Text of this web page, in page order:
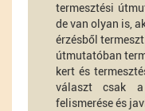
termesztési
de van olyan is,
érzésből
útmutatóban
kert és
választ csak
felismerése és